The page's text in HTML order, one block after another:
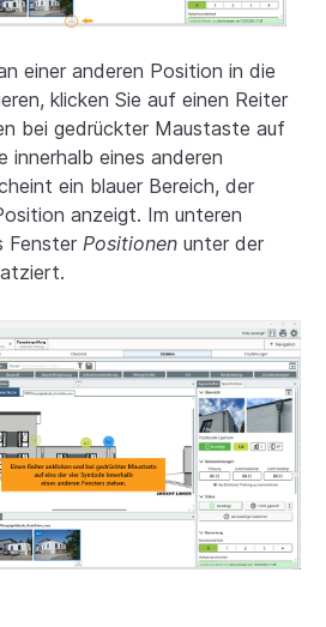
einer anderen Position in die
klicken Sie auf einen Reiter
bei gedrückter Maustaste auf
innerhalb eines anderen
ein blauer Bereich, der
anzeigt. Im unteren
Fenster Positionen unter der